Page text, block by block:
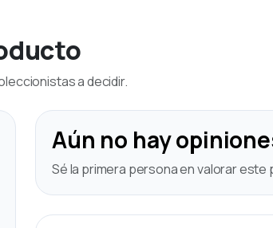
a decidir.
Aún no hay
Sé la primera persona en valorar este